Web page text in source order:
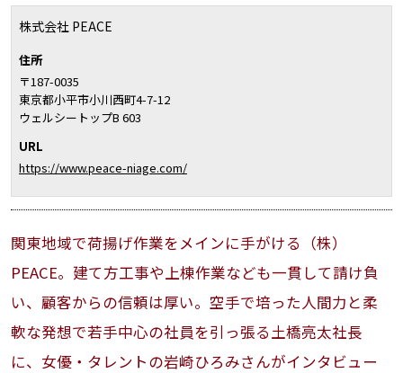
株式会社 PEACE
住所
〒187-0035
東京都小平市小川西町4-7-12
ウェルシートップB 603
URL
https://www.peace-niage.com/
関東地域で荷揚げ作業をメインに手がける（株）
PEACE。建て方工事や上棟作業なども一貫して請け負
い、顧客からの信頼は厚い。空手で培った人間力と柔
軟な発想で若手中心の社員を引っ張る土橋亮太社長
に、女優・タレントの岩崎ひろみさんがインタビュー